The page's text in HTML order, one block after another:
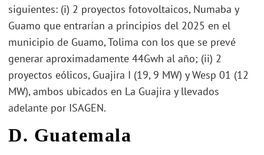
siguientes: (i) 2 proyectos fotovoltaicos, Numaba y
Guamo que entrarían a principios del 2025 en el
municipio de Guamo, Tolima con los que se prevé
generar aproximadamente 44Gwh al año; (ii) 2
proyectos eólicos, Guajira I (19, 9 MW) y Wesp 01 (12
MW), ambos ubicados en La Guajira y llevados
adelante por ISAGEN.
D. Guatemala